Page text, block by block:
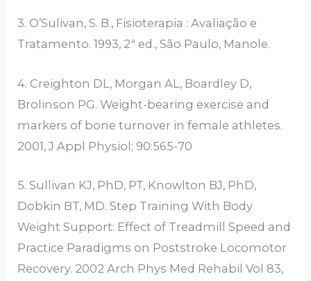
3. O’Sulivan, S. B., Fisioterapia : Avaliação e
Tratamento. 1993, 2ª ed., São Paulo, Manole.
4. Creighton DL, Morgan AL, Boardley D,
Brolinson PG. Weight-bearing exercise and
markers of bone turnover in female athletes.
2001, J Appl Physiol; 90:565-70
5. Sullivan KJ, PhD, PT, Knowlton BJ, PhD,
Dobkin BT, MD. Step Training With Body
Weight Support: Effect of Treadmill Speed and
Practice Paradigms on Poststroke Locomotor
Recovery. 2002 Arch Phys Med Rehabil Vol 83,